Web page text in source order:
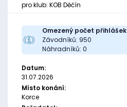
pro klub: KOB Děčín
Omezený počet přihlášek
Závodníků: 950
Náhradníků: 0
Datum:
31.07.2026
Místo konání:
Korce